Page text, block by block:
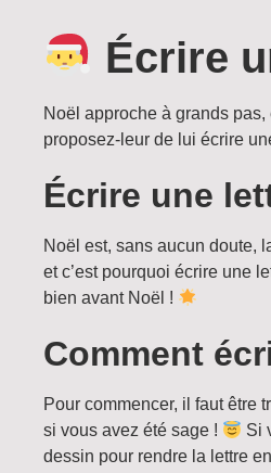
Écrire
Noël approche à grands pas,
proposez-leur de lui écrire
Écrire une
Noël est, sans aucun doute,
et c’est pourquoi écrire une
bien avant Noël !
Comment
Pour commencer, il faut être
si vous avez été sage !
Si
dessin pour rendre la lettre